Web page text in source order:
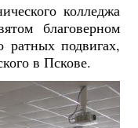
колледжа
благоверном
ратных подвигах,
в Пскове.